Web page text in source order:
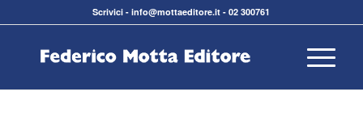
Scrivici -info@mottaeditore.it -02 300761